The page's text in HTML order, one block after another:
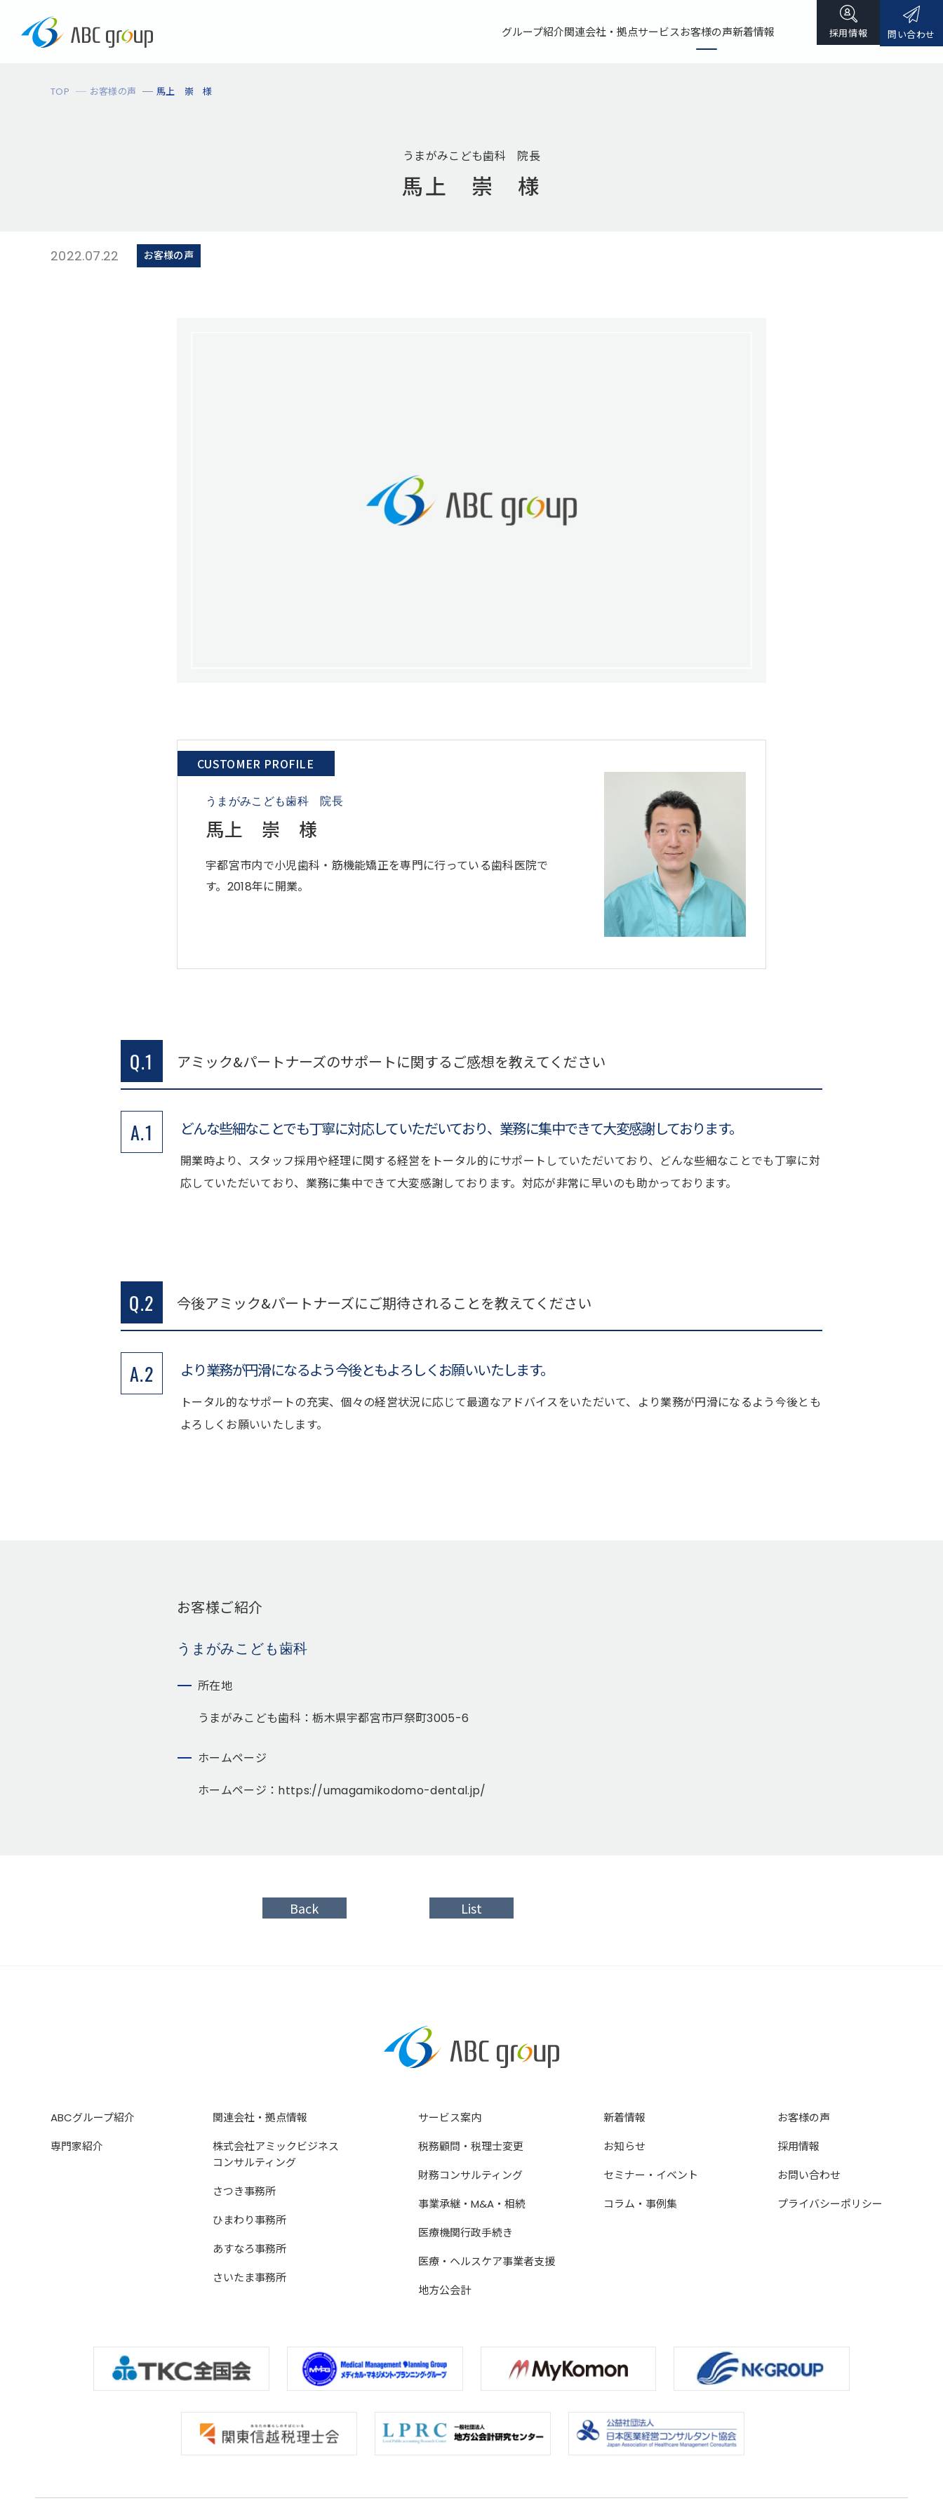
グループ紹介関連会社・拠点サービスお客様の声新着情報 問い合わせ
採用情報
TOP お客様の声 馬上 崇 様
うまがみこども歯科 院長
馬上 崇 様
2022.07.22 お客様の声
CUSTOMER PROFILE
うまがみこども歯科 院長
馬上 崇 様
宇都宮市内で小児歯科・筋機能矯正を専門に行っている歯科医院で
す。2018年に開業。
Q.1 アミック&パートナーズのサポートに関するご感想を教えてください
A.1 どんな些細なことでも丁寧に対応していただいており、業務に集中できて大変感謝しております。
開業時より、スタッフ採用や経理に関する経営をトータル的にサポートしていただいており、どんな些細なことでも丁寧に対
応していただいており、業務に集中できて大変感謝しております。対応が非常に早いのも助かっております。
Q.2 今後アミック&パートナーズにご期待されることを教えてください
A.2 より業務が円滑になるよう今後ともよろしくお願いいたします。
トータル的なサポートの充実、個々の経営状況に応じて最適なアドバイスをいただいて、より業務が円滑になるよう今後とも
よろしくお願いいたします。
お客様ご紹介
うまがみこども歯科
所在地
うまがみこども歯科：栃木県宇都宮市戸祭町3005-6
ホームページ
ホームページ： https://umagamikodomo-dental.jp/
Back List
ABCグループ紹介
専門家紹介
関連会社・拠点情報
株式会社アミックビジネス
コンサルティング
さつき事務所
ひまわり事務所
あすなろ事務所
さいたま事務所
サービス案内
税務顧問・税理士変更
財務コンサルティング
事業承継・M&A・相続
医療機関行政手続き
医療・ヘルスケア事業者支援
地方公会計
新着情報
お知らせ
セミナー・イベント
コラム・事例集
お客様の声
採用情報
お問い合わせ
プライバシーポリシー